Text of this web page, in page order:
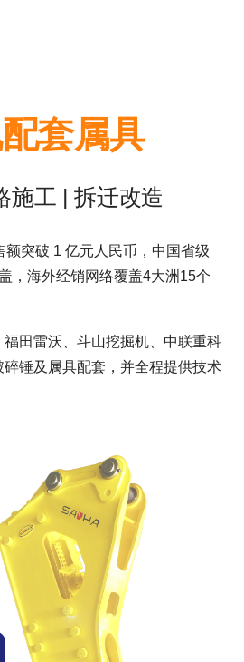
套属具
施工 | 拆迁改造
突破 1 亿元人民币，中国省级
，海外经销网络覆盖4大洲15个
田雷沃、斗山挖掘机、中联重科
锤及属具配套，并全程提供技术